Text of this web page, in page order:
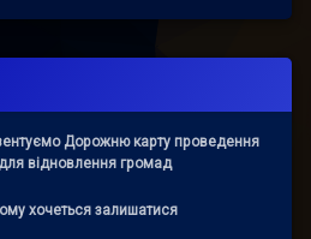
Дорожню карту проведення
відновлення громад
хочеться залишатися